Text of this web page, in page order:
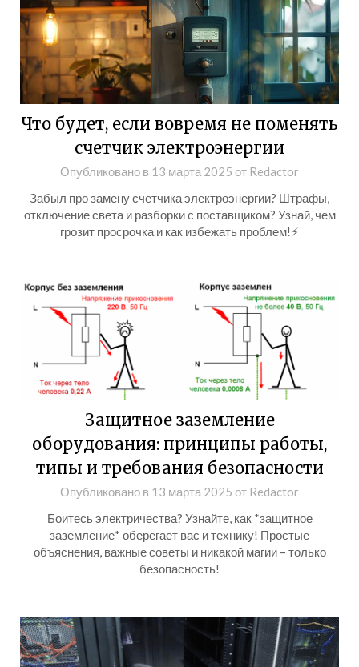
Что будет, если вовремя не поменять
счетчик электроэнергии
Опубликовано в 13 марта 2025 от Redactor
Забыл про замену счетчика электроэнергии? Штрафы,
отключение света и разборки с поставщиком? Узнай, чем
грозит просрочка и как избежать проблем!⚡
Защитное заземление
оборудования: принципы работы,
типы и требования безопасности
Опубликовано в 13 марта 2025 от Redactor
Боитесь электричества? Узнайте, как *защитное
заземление* оберегает вас и технику! Простые
объяснения, важные советы и никакой магии – только
безопасность!